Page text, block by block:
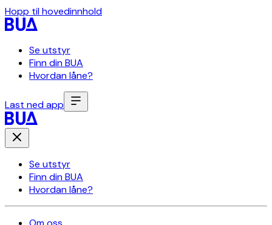
Hopp til hovedinnhold
Se utstyr
Finn din BUA
Hvordan låne?
Last ned app
Se utstyr
Finn din BUA
Hvordan låne?